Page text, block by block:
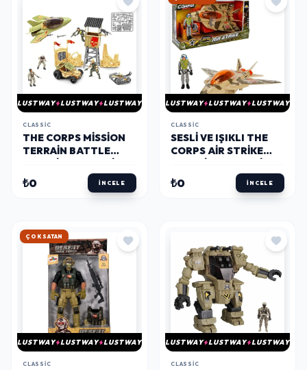
LUSTWAY LUSTWAY LUSTWAY
CLASSIC
THE CORPS MISSION
TERRAIN BATTLE
₺0 İNCELE
LUSTWAY LUSTWAY LUSTWAY
CLASSIC
SESLI VE IŞIKLI THE
CORPS AIR STRIKE
₺0 İNCELE
ÇOK SATAN
LUSTWAY LUSTWAY LUSTWAY
CLASSIC
LUSTWAY LUSTWAY LUSTWAY
CLASSIC